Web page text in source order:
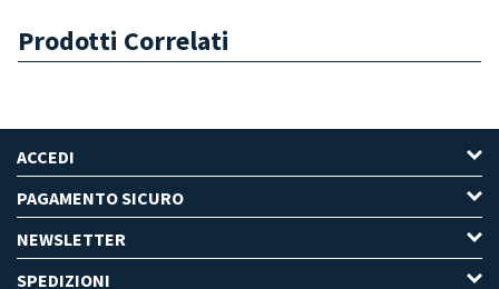
Prodotti Correlati
ACCEDI
PAGAMENTO SICURO
NEWSLETTER
SPEDIZIONI